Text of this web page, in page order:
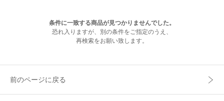
条件に一致する商品が見つかりませんでした。
恐れ入りますが、別の条件をご指定のうえ、
再検索をお願い致します。
前のページに戻る